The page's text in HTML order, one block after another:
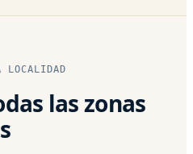
LOCALIDAD
las zonas